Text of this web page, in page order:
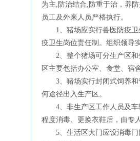
为主,防治结合,防重于治，养
员工及外来人员严格执行。
1、猪场应实行兽医防疫卫
疫卫生岗位责任制。组织领导
2、整个猪场可分生产区和
区主要包括办公室、食堂、宿
3、猪场实行封闭式饲养和
何途径出入生产区。
4、非生产区工作人员及车
程度消毒、更换衣鞋后，由专
5、生活区大门应设消毒门